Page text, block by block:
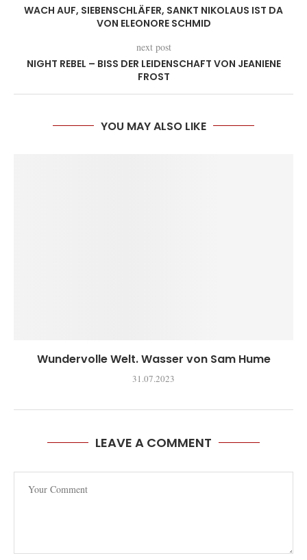
WACH AUF, SIEBENSCHLÄFER, SANKT NIKOLAUS IST DA
VON ELEONORE SCHMID
next post
NIGHT REBEL – BISS DER LEIDENSCHAFT VON JEANIENE
FROST
YOU MAY ALSO LIKE
Wundervolle Welt. Wasser von Sam Hume
31.07.2023
LEAVE A COMMENT